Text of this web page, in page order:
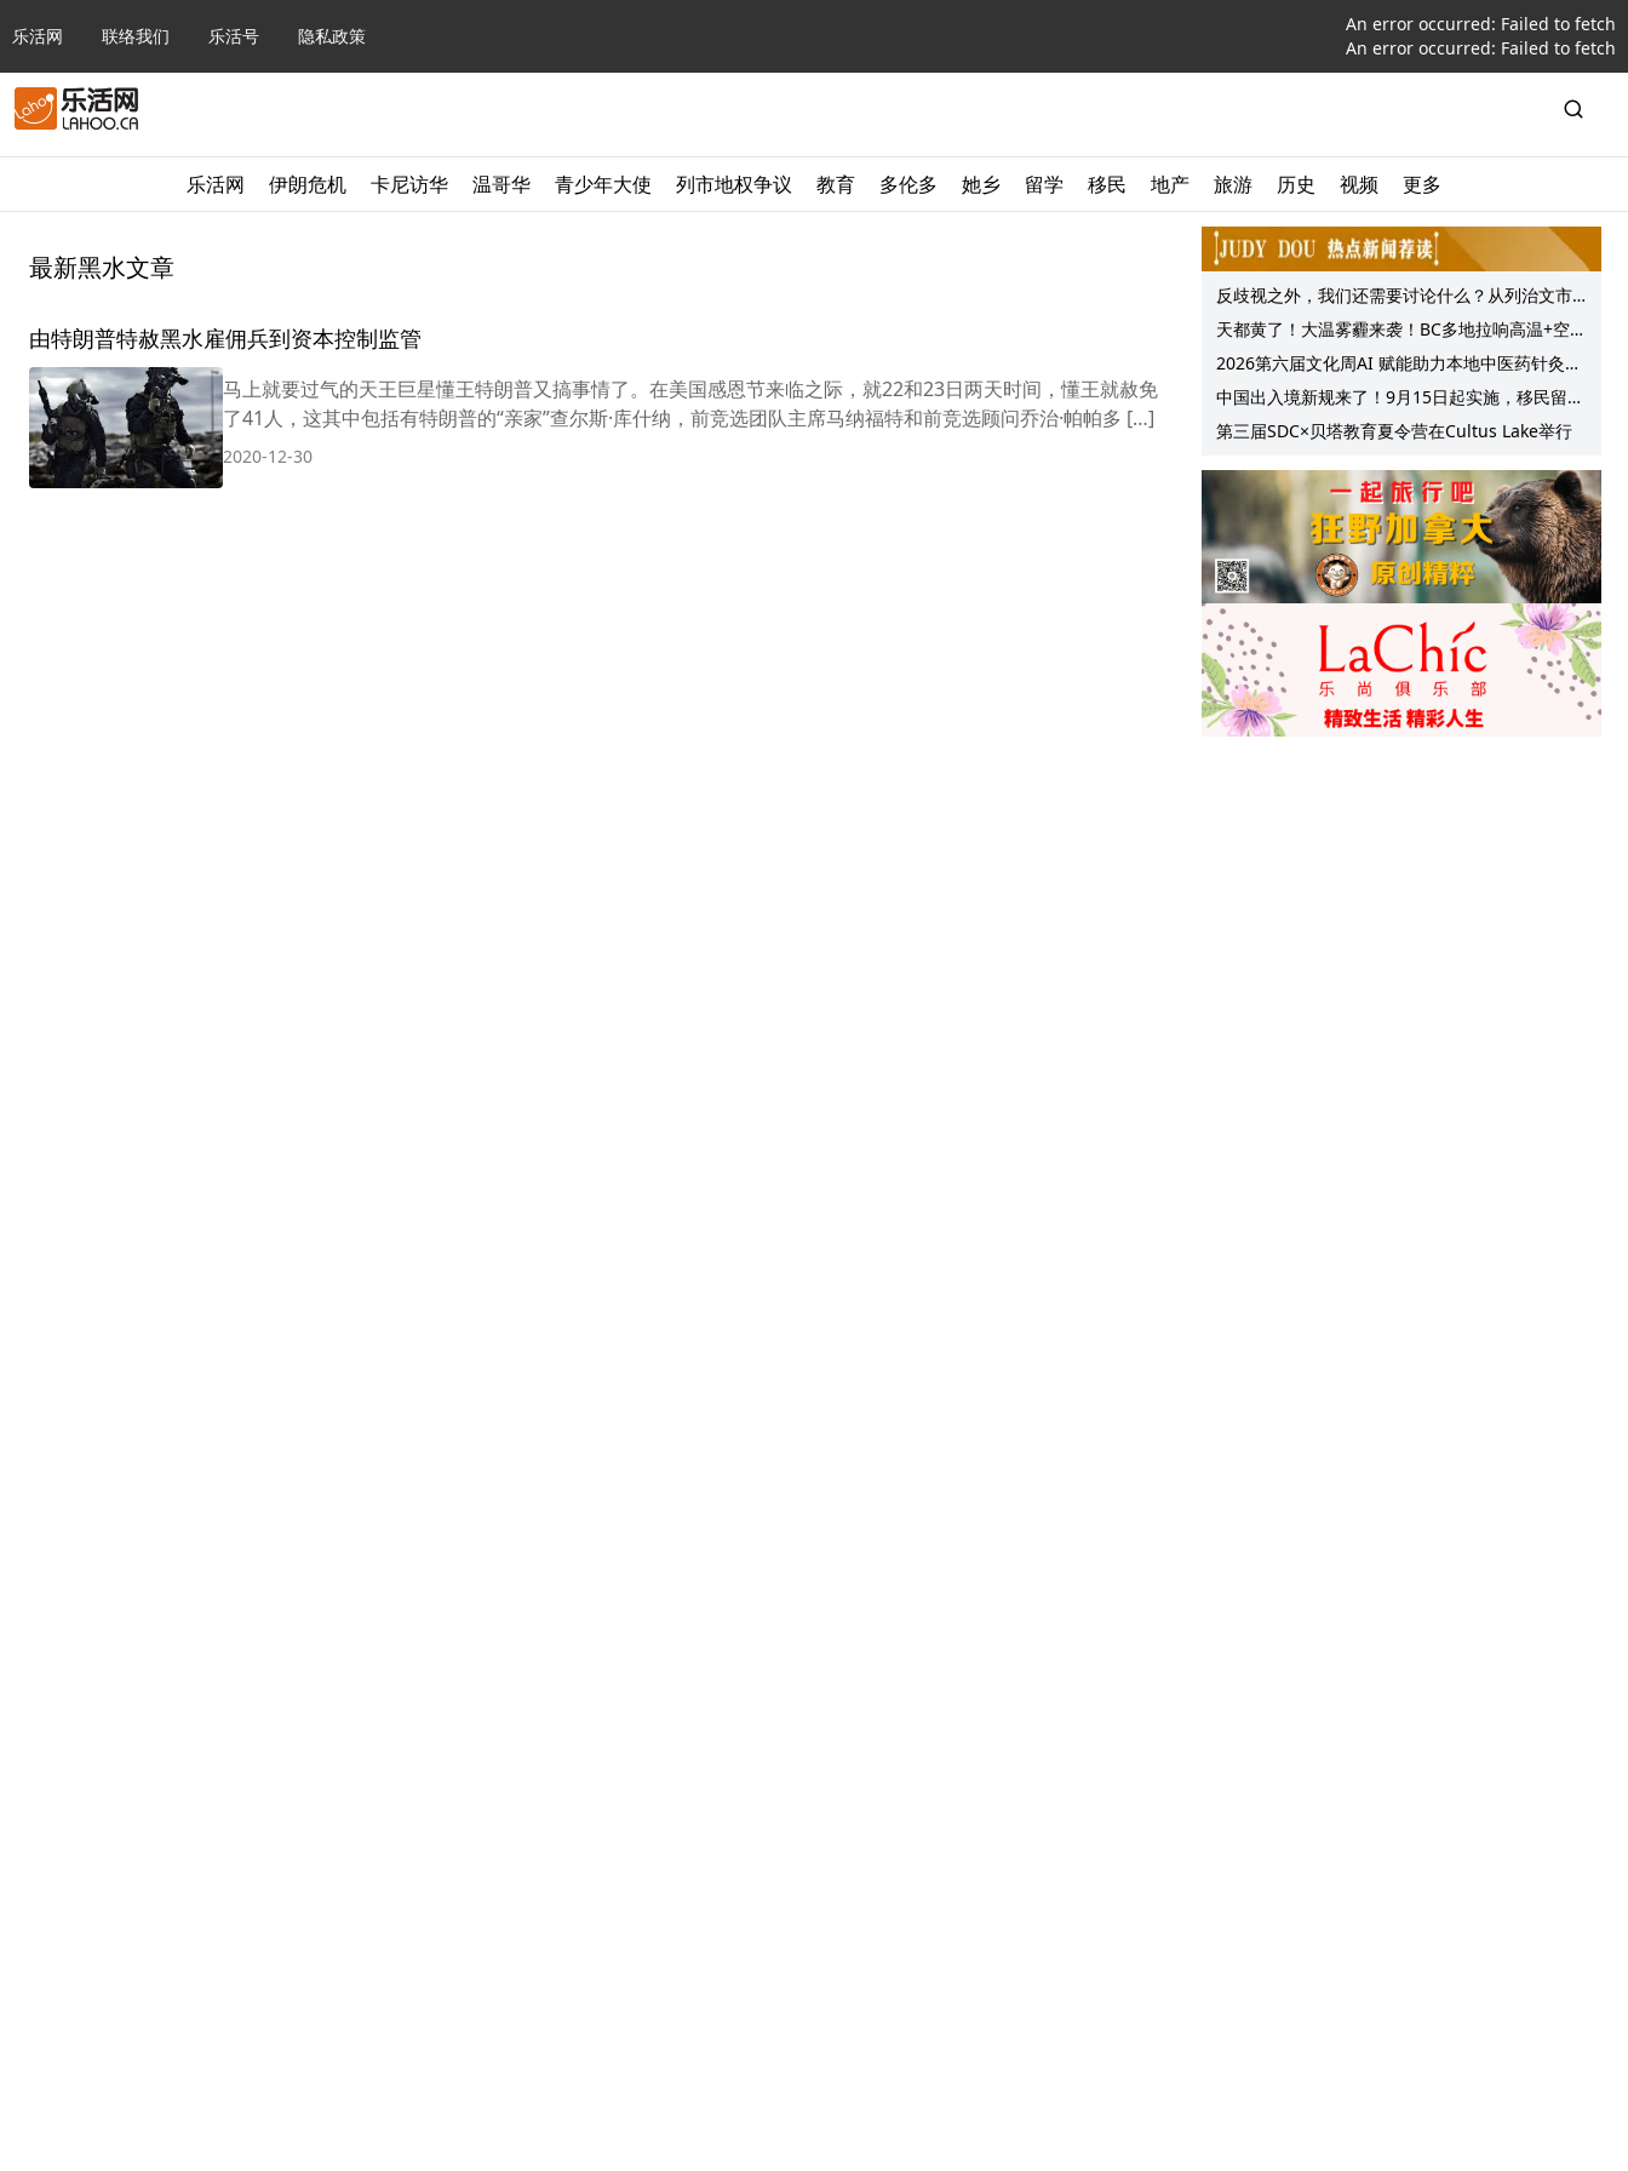
乐活网 联络我们 乐活号 隐私政策
An error occurred: Failed to fetch
An error occurred: Failed to fetch
乐活网 伊朗危机 卡尼访华 温哥华 青少年大使 列市地权争议 教育 多伦多 她乡 留学 移民 地产 旅游 历史 视频 更多
最新黑水文章
由特朗普特赦黑水雇佣兵到资本控制监管
马上就要过气的天王巨星懂王特朗普又搞事情了。在美国感恩节来临之际，就22和23日两天时间，懂王就赦免
了41人，这其中包括有特朗普的“亲家”查尔斯·库什纳，前竞选团队主席马纳福特和前竞选顾问乔治·帕帕多 […]
2020-12-30
反歧视之外，我们还需要讨论什么？从列治文市
议会一项动议谈起
天都黄了！大温雾霾来袭！BC多地拉响高温+空气
质量预警 最高可达35°C！
2026第六届文化周AI 赋能助力本地中医药针灸服
务提质升级
中国出入境新规来了！9月15日起实施，移民留学
中介迎来最强监管！
第三届SDC×贝塔教育夏令营在Cultus Lake举行